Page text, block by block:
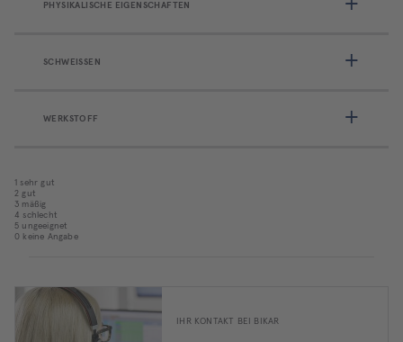
PHYSIKALISCHE EIGENSCHAFTEN
SCHWEISSEN
WERKSTOFF
1 sehr gut
2 gut
3 mäßig
4 schlecht
5 ungeeignet
0 keine Angabe
IHR KONTAKT BEI BIKAR